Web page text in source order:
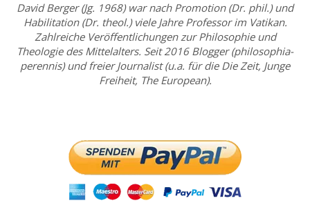
David Berger (Jg. 1968) war nach Promotion (Dr. phil.) und
Habilitation (Dr. theol.) viele Jahre Professor im Vatikan.
Zahlreiche Veröffentlichungen zur Philosophie und
Theologie des Mittelalters. Seit 2016 Blogger (philosophia-
perennis) und freier Journalist (u.a. für die Die Zeit, Junge
Freiheit, The European).